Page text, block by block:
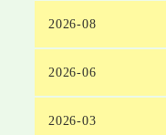
2026-08
2026-06
2026-03